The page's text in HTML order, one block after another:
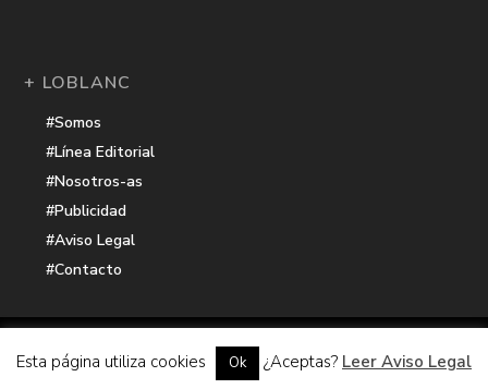
+ LOBLANC
#Somos
#Línea Editorial
#Nosotros-as
#Publicidad
#Aviso Legal
#Contacto
Electrico Romance
Hacker Harbor
Esta página utiliza cookies Ok ¿Aceptas? Leer Aviso Legal